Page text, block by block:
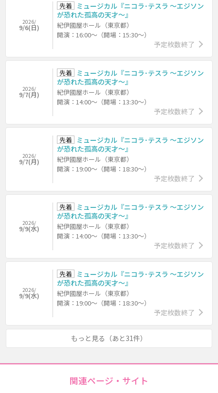
2026/
9/6(日)
先着
ミュージカル『ニコラ･テスラ ～エジソン
が恐れた孤高の天才～』
紀伊國屋ホール（東京都）
開演：16:00～（開場：15:30～）
予定枚数終了
2026/
9/7(月)
先着
ミュージカル『ニコラ･テスラ ～エジソン
が恐れた孤高の天才～』
紀伊國屋ホール（東京都）
開演：14:00～（開場：13:30～）
予定枚数終了
2026/
9/7(月)
先着
ミュージカル『ニコラ･テスラ ～エジソン
が恐れた孤高の天才～』
紀伊國屋ホール（東京都）
開演：19:00～（開場：18:30～）
予定枚数終了
2026/
9/9(水)
先着
ミュージカル『ニコラ･テスラ ～エジソン
が恐れた孤高の天才～』
紀伊國屋ホール（東京都）
開演：14:00～（開場：13:30～）
予定枚数終了
2026/
9/9(水)
先着
ミュージカル『ニコラ･テスラ ～エジソン
が恐れた孤高の天才～』
紀伊國屋ホール（東京都）
開演：19:00～（開場：18:30～）
予定枚数終了
もっと見る（あと31件）
関連ページ・サイト